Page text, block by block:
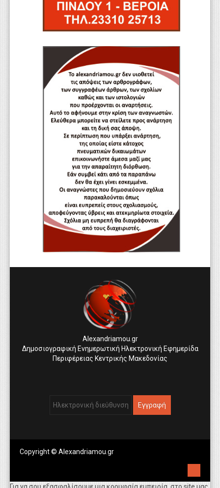
Alexandriamou.gr
Δημοσιογραφική Ενημερωτική Ηλεκτρονική Εφημερίδα
Περιφέρειας Κεντρικής Μακεδονίας
Copyright © Alexandriamou.gr